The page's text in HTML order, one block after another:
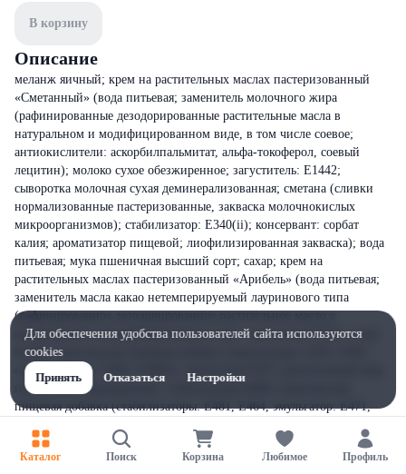
В корзину
Описание
меланж яичный; крем на растительных маслах пастеризованный
«Сметанный» (вода питьевая; заменитель молочного жира
(рафинированные дезодорированные растительные масла в
натуральном и модифицированном виде, в том числе соевое;
антиокислители: аскорбилпальмитат, альфа-токоферол, соевый
лецитин); молоко сухое обезжиренное; загуститель: Е1442;
сыворотка молочная сухая деминерализованная; сметана (сливки
нормализованные пастеризованные, закваска молочнокислых
микроорганизмов); стабилизатор: Е340(ii); консервант: сорбат
калия; ароматизатор пищевой; лиофилизированная закваска); вода
питьевая; мука пшеничная высший сорт; сахар; крем на
растительных маслах пастеризованный «Арибель» (вода питьевая;
заменитель масла какао нетемперируемый лауринового типа
(рафинированное дезодорированное растительное масло в
натуральном и модифицированном виде, эмульгатор Е322); сахар
белый; комплексная пищевая добавка (эмульгаторы: Е435, Е481;
стабилизаторы: Е464, Е460(i); эмульгатор Е475; растительный жир
полностью отвержденный; стабилизатор Е466); комплексная
пищевая добавка (стабилизаторы: Е481, Е464, эмульгатор: Е471,
кислотности: Е331iii, агент антислеживающий: Е460i, загуститель:
Е466, желатин, пшеничный белок (глютен), антиокислитель: Е385,
Каталог Поиск Корзина Любимое Профиль
Для обеспечения удобства пользователей сайта используются
cookies
Принять
Отказаться Настройки